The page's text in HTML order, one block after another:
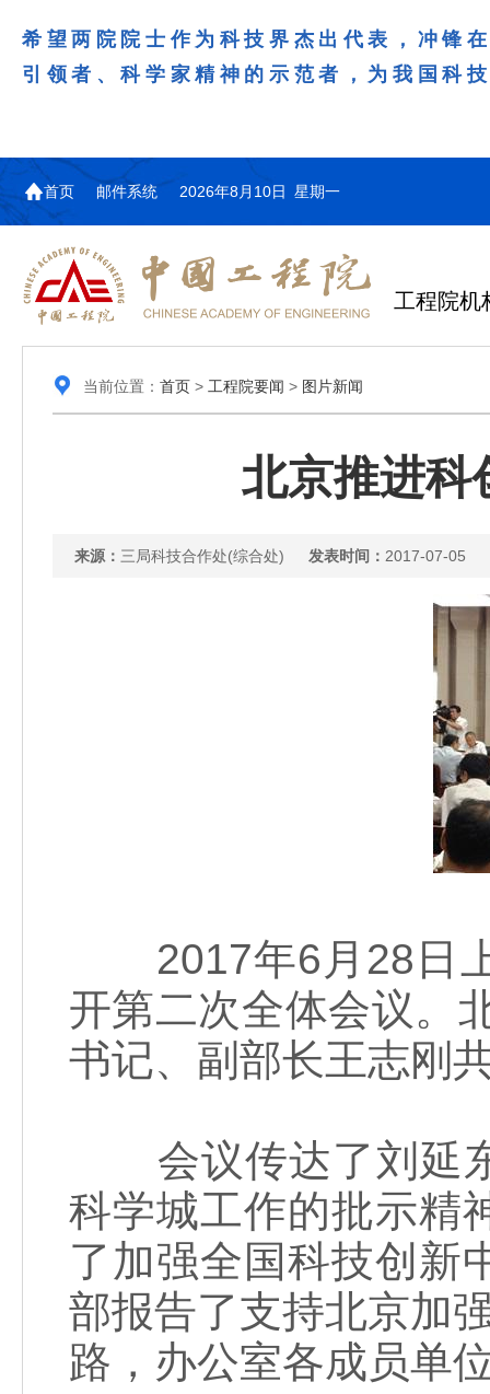
希望两院院士作为科技界杰出代表，冲锋
引领者、科学家精神的示范者，为我国科
首页 邮件系统 2026年8月10日 星期一
工程院机
当前位置： 首页> 工程院要闻 > 图片新闻
北京推进科
来源： 三局科技合作处(综合处) 发表时间： 2017-07-05
2017年6月28日上
开第二次全体会议。
书记、副部长王志刚
会议传达了刘延东
科学城工作的批示精
了加强全国科技创新
部报告了支持北京加
路，办公室各成员单